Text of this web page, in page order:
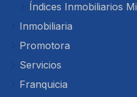
Índices Inmobiliarios
Inmobiliaria
Promotora
Servicios
Franquicia